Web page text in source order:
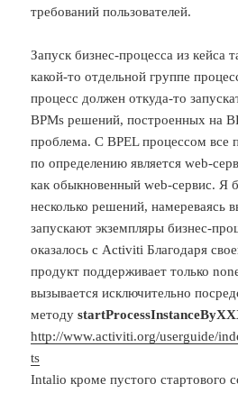
требований пользователей.
Запуск бизнес-процесса из кейса
какой-то отдельной группе
процесс должен откуда-то
BPMs решений, построенных на
проблема. C BPEL процессом все
по определению является web-
как обыкновенный web-сервис. Я
несколько решений, намереваясь
запускают экземпляры бизнес-
оказалось с Activiti Благодаря
продукт поддерживает только
вызывается исключительно
методу
http://www.activiti.org/userguide/
ts
Intalio кроме пустого стартового